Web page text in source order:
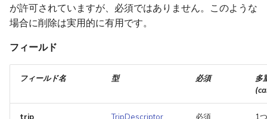
が許可されていますが、必須ではありません。このような
場合に削除は実用的に有用です。
フィールド
フィールド名 型 必須
多
trip TripDescriptor 必須 1つ